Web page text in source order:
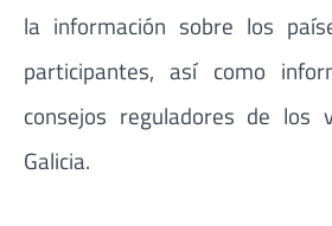
la información sobre los
participantes, así como
consejos reguladores de los
Galicia.